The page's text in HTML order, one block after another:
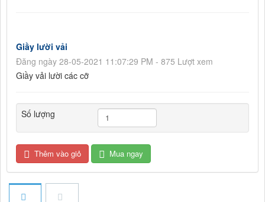
Giầy lười vải
Đăng ngày 28-05-2021 11:07:29 PM - 875 Lượt xem
Giầy vải lười các cỡ
Số lượng
Thêm vào giỏ Mua ngay